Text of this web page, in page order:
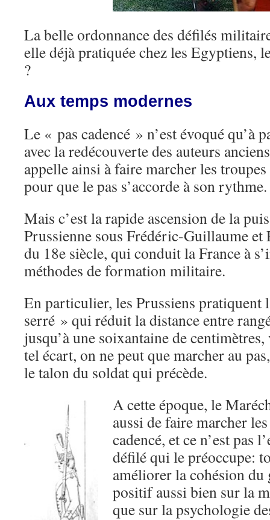
La belle ordonnance des défilés
elle déjà pratiquée chez les Egyptiens,
?
Aux temps modernes
Le « pas cadencé » n’est évoqué qu’à
avec la redécouverte des auteurs
appelle ainsi à faire marcher les
pour que le pas s’accorde à son rythme.
Mais c’est la rapide ascension de la
Prussienne sous Frédéric-Guillaume
du 18e siècle, qui conduit la France à
méthodes de formation militaire.
En particulier, les Prussiens pratiquent
serré » qui réduit la distance entre
jusqu’à une soixantaine de
tel écart, on ne peut que marcher au
le talon du soldat qui précède.
A cette époque, le
aussi de faire marcher
cadencé, et ce n’est pas
défilé qui le préoccupe:
améliorer la cohésion du
positif aussi bien sur la
que sur la psychologie